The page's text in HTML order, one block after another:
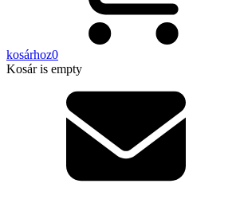
kosárhoz0
Kosáris empty